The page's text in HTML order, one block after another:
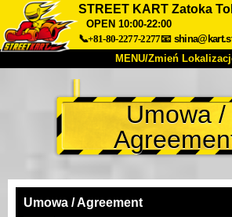
STREET KART Zatoka
OPEN 10:00-22:00
📞+81-80-2277-2277📧
MENU/Zmień
O nas Specyfikacja
Dojazd Opinie
Firma
Zmień Lokalizację
Tokyo Shinagawa
Umowa /
Umowa / Agreement